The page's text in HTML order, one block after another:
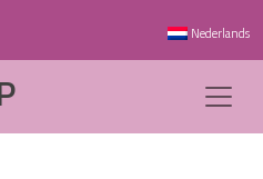
Nederlands